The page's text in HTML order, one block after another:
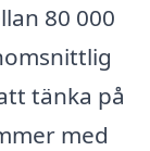
80 000
tänka på
med